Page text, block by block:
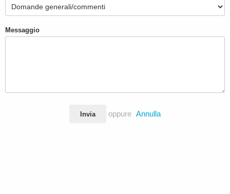
Messaggio
Invia oppure Annulla